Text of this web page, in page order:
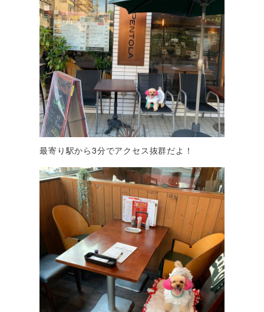
最寄り駅から3分でアクセス抜群だよ！